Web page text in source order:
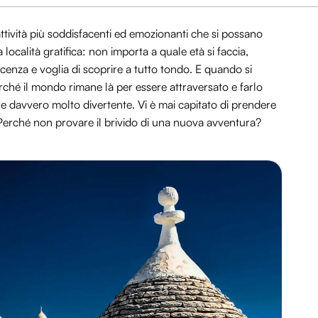
più soddisfacenti ed emozionanti che si possano
gratifica: non importa a quale età si faccia,
e voglia di scoprire a tutto tondo. E quando si
il mondo rimane là per essere attraversato e farlo
davvero molto divertente. Vi è mai capitato di prendere
non provare il brivido di una nuova avventura?